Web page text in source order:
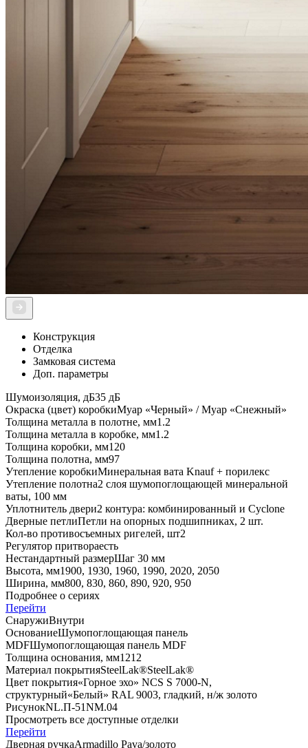
Конструкция
Отделка
Замковая система
Доп. параметры
Шумоизоляция, дБ35 дБ
Окраска (цвет) коробкиМуaр «Черный» / Муaр «Снежный»
Толщина металла в полотне, мм1.2
Толщина металла в коробке, мм1.2
Толщина коробки, мм120
Толщина полотна, мм97
Утепление коробкиМинеральная вата Knauf + порилекс
Утепление полотна2 слоя шумопоглощающей минеральной
ваты, 100 мм
Уплотнитель двери2 контура: комбинированный и Cyclone
Дверные петлиПетли на опорных подшипниках, 2 шт.
Кол-во противосъемных ригелей, шт2
Регулятор притвораесть
Нестандартный размерШаг 30 мм
Высота, мм1900, 1930, 1960, 1990, 2020, 2050
Ширина, мм800, 830, 860, 890, 920, 950
Подробнее о сериях
Перейти
СнаружиВнутри
ОснованиеШумопоглощающая панель
MDFШумопоглощающая панель MDF
Толщина основания, мм1212
Материал покрытияSteelLak®SteelLak®
Цвет покрытия«Горное эхо» NCS S 7000-N,
структурный«Белый» RAL 9003, гладкий, н/ж золото
РисунокNL.П-51NM.04
Просмотреть все доступные отделки
Перейти
Дверная ручкаArmadillo Pava/золото